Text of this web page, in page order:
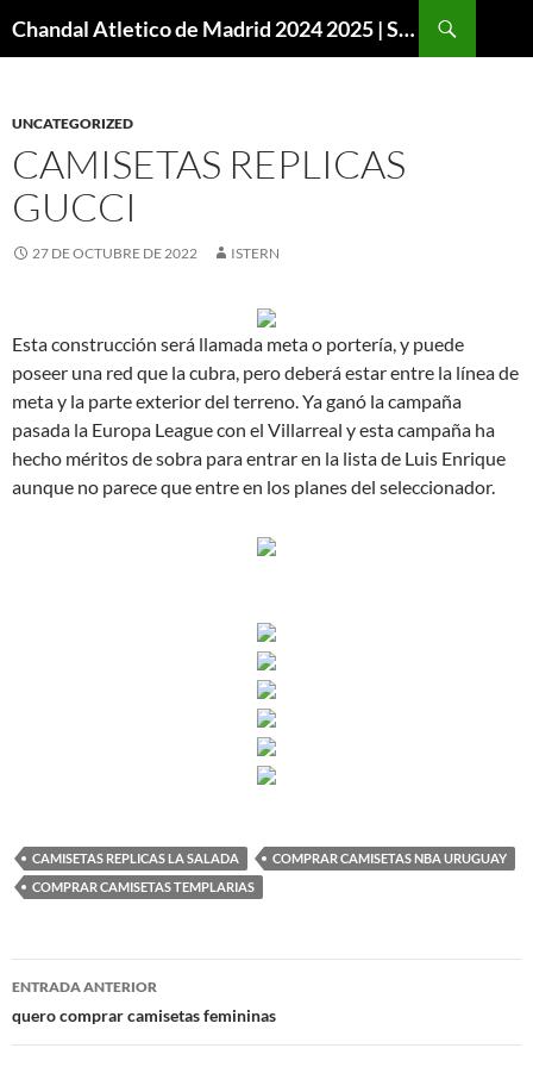
Chandal Atletico de Madrid 2024 2025 | SuperVigo
UNCATEGORIZED
CAMISETAS REPLICAS
GUCCI
27 DE OCTUBRE DE 2022 ISTERN
Esta construcción será llamada meta o portería, y puede
poseer una red que la cubra, pero deberá estar entre la línea de
meta y la parte exterior del terreno. Ya ganó la campaña
pasada la Europa League con el Villarreal y esta campaña ha
hecho méritos de sobra para entrar en la lista de Luis Enrique
aunque no parece que entre en los planes del seleccionador.
CAMISETAS REPLICAS LA SALADA
COMPRAR CAMISETAS NBA URUGUAY
COMPRAR CAMISETAS TEMPLARIAS
Navegación
de
ENTRADA ANTERIOR
quero comprar camisetas femininas